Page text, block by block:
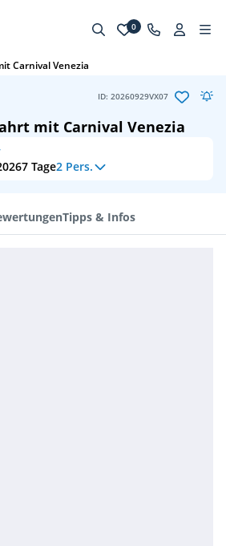
0
Carnival Venezia
ID: 20260929VX07
mit Carnival Venezia
7 Tage2 Pers.
Tipps & Infos